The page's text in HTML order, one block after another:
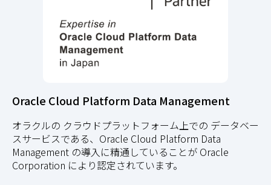
Oracle Cloud Platform Data Management
オラクルの クラウドプラットフォーム上での データベー
スサービスである、Oracle Cloud Platform Data
Management の導入に精通していることが Oracle
Corporation により認定されています。